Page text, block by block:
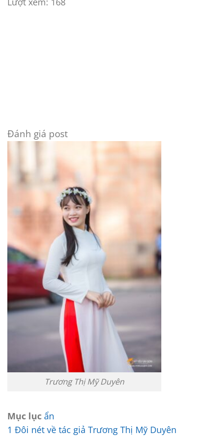
Đánh giá post
Trương Thị Mỹ Duyên
Mục lục ẩn
1 Đôi nét về tác giả Trương Thị Mỹ Duyên